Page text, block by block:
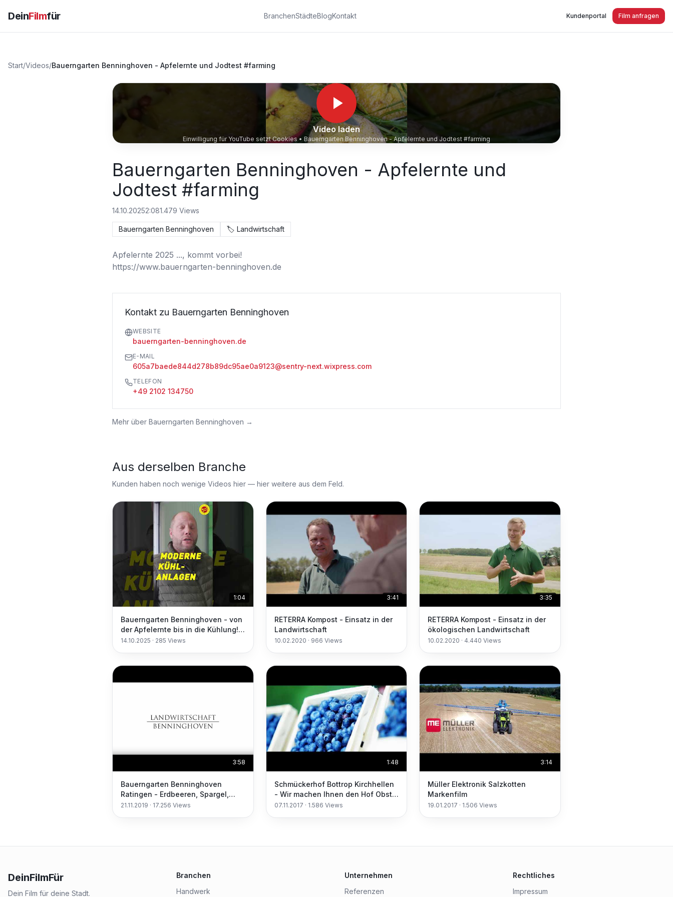
DeinFilmfür BranchenStädteBlogKontakt Kundenportal Film anfragen
Start/Videos/Bauerngarten Benninghoven - Apfelernte und Jodtest #farming
Video laden
Einwilligung für YouTube setzt Cookies • Bauerngarten Benninghoven - Apfelernte und Jodtest #farming
Bauerngarten Benninghoven - Apfelernte und
Jodtest #farming
14.10.20252:081.479 Views
Bauerngarten Benninghoven 🏷️ Landwirtschaft
Apfelernte 2025 ..., kommt vorbei!
https://www.bauerngarten-benninghoven.de
Kontakt zu Bauerngarten Benninghoven
WEBSITE
bauerngarten-benninghoven.de
E-MAIL
605a7baede844d278b89dc95ae0a9123@sentry-next.wixpress.com
TELEFON
+49 2102 134750
Mehr über Bauerngarten Benninghoven →
Aus derselben Branche
Kunden haben noch wenige Videos hier — hier weitere aus dem Feld.
1:04
Bauerngarten Benninghoven - von
der Apfelernte bis in die Kühlung!
#fruit
14.10.2025 · 285 Views
3:41
RETERRA Kompost - Einsatz in der
Landwirtschaft
10.02.2020 · 966 Views
3:35
RETERRA Kompost - Einsatz in der
ökologischen Landwirtschaft
10.02.2020 · 4.440 Views
3:58
Bauerngarten Benninghoven
Ratingen - Erdbeeren, Spargel,
Himbeeren, Äpfel, Birnen,
21.11.2019 · 17.256 Views
1:48
Schmückerhof Bottrop Kirchhellen
- Wir machen Ihnen den Hof Obst
Gemüse Hofladen Veranstaltungen
07.11.2017 · 1.586 Views
3:14
Müller Elektronik Salzkotten
Markenfilm
19.01.2017 · 1.506 Views
DeinFilmFür
Dein Film für deine Stadt.
Branchen
Handwerk
Unternehmen
Referenzen
Rechtliches
Impressum